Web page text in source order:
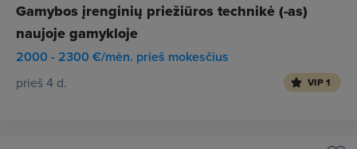
Gamybos įrenginių priežiūros technikė (-as)
naujoje gamykloje
2000 - 2300 €/mėn. prieš mokesčius
prieš 4 d. VIP 1